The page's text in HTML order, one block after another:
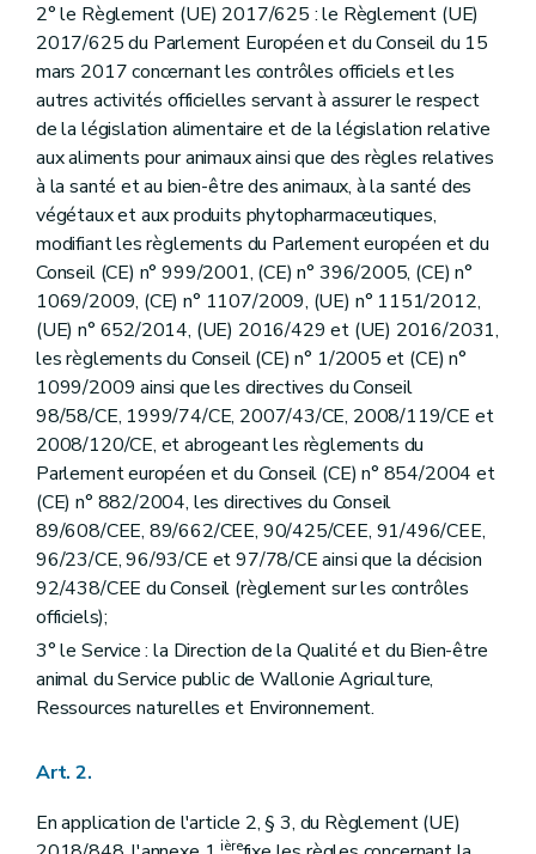
2° le Règlement (UE) 2017/625 : le Règlement (UE)
2017/625 du Parlement Européen et du Conseil du 15
mars 2017 concernant les contrôles officiels et les
autres activités officielles servant à assurer le respect
de la législation alimentaire et de la législation relative
aux aliments pour animaux ainsi que des règles relatives
à la santé et au bien-être des animaux, à la santé des
végétaux et aux produits phytopharmaceutiques,
modifiant les règlements du Parlement européen et du
Conseil (CE) n° 999/2001, (CE) n° 396/2005, (CE) n°
1069/2009, (CE) n° 1107/2009, (UE) n° 1151/2012,
(UE) n° 652/2014, (UE) 2016/429 et (UE) 2016/2031,
les règlements du Conseil (CE) n° 1/2005 et (CE) n°
1099/2009 ainsi que les directives du Conseil
98/58/CE, 1999/74/CE, 2007/43/CE, 2008/119/CE et
2008/120/CE, et abrogeant les règlements du
Parlement européen et du Conseil (CE) n° 854/2004 et
(CE) n° 882/2004, les directives du Conseil
89/608/CEE, 89/662/CEE, 90/425/CEE, 91/496/CEE,
96/23/CE, 96/93/CE et 97/78/CE ainsi que la décision
92/438/CEE du Conseil (règlement sur les contrôles
officiels);
3° le Service : la Direction de la Qualité et du Bien-être
animal du Service public de Wallonie Agriculture,
Ressources naturelles et Environnement.
Art. 2.
En application de l'article 2, § 3, du Règlement (UE)
ière